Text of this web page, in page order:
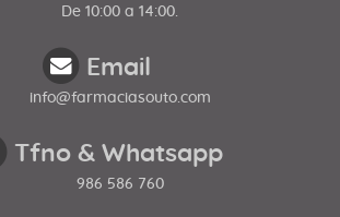
De 10:00 a 14:00.
Email
info@farmaciasouto.com
Tfno & Whatsapp
986 586 760